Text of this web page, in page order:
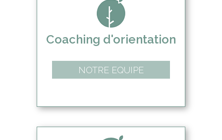
Coaching d'orientation
NOTRE EQUIPE